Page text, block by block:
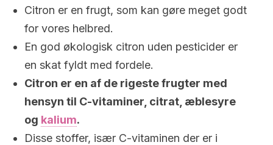
Citron er en frugt, som kan gøre meget godt
for vores helbred.
En god økologisk citron uden pesticider er
en skat fyldt med fordele.
Citron er en af de rigeste frugter med
hensyn til C-vitaminer, citrat, æblesyre
og kalium.
Disse stoffer, især C-vitaminen der er i